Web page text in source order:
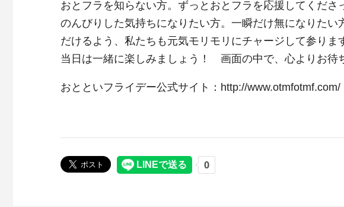
おとフラを知らない方。ずっとおとフラを応援してくだ
のんびりした気持ちになりたい方。一瞬だけ無になりた
だけるよう、私たちも元気モリモリにチャージして参りま
当日は一緒に楽しみましょう！ 画面の中で、心よりお待
おとといフライデー公式サイト：http://www.otmfotmf.com/